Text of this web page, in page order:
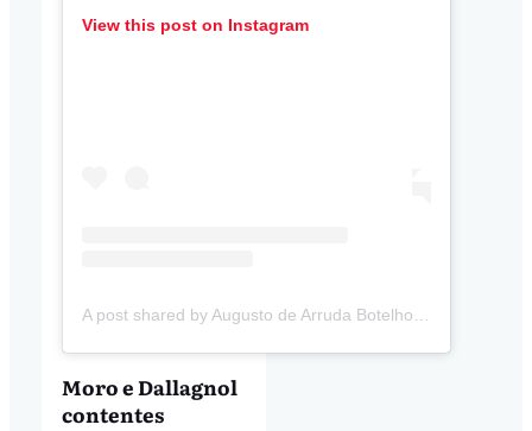
View this post on Instagram
A post shared by Augusto de Arruda Botelho (@augustodearrudabotelho)
Moro e Dallagnol
contentes